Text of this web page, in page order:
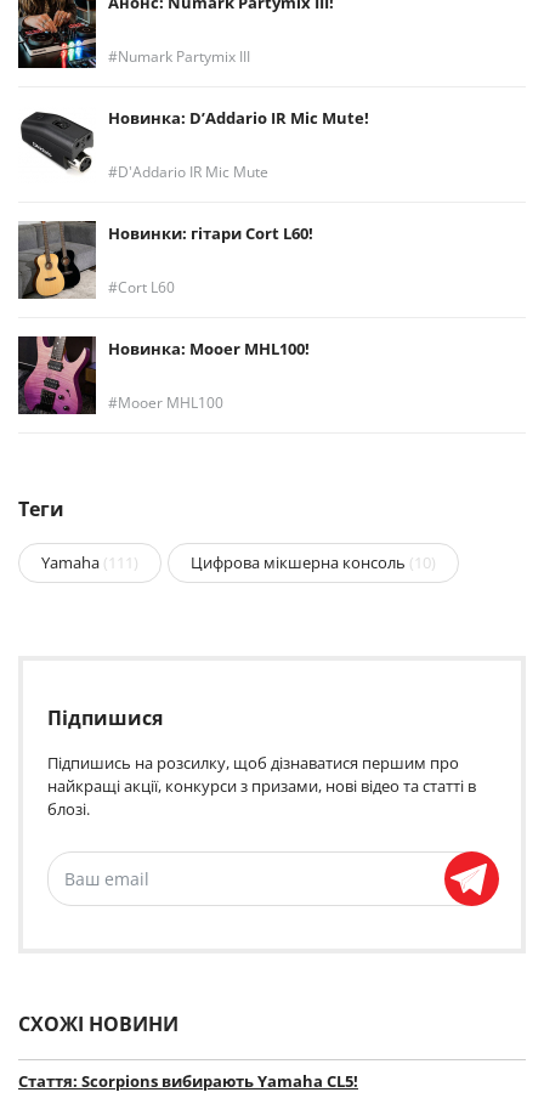
Numark Partymix III
Новинка: D’Addario IR Mic Mute!
D'Addario IR Mic Mute
Новинки: гітари Cort L60!
Cort L60
Новинка: Mooer MHL100!
Mooer MHL100
Теги
Yamaha (111) Цифрова мікшерна консоль (10)
Підпишися
Підпишись на розсилку, щоб дізнаватися першим про
найкращі акції, конкурси з призами, нові відео та статті в
блозі.
СХОЖІ НОВИНИ
Стаття: Scorpions вибирають Yamaha CL5!